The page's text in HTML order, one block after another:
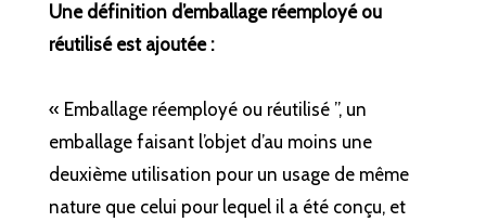
Une définition d’emballage réemployé ou
réutilisé est ajoutée :
« Emballage réemployé ou réutilisé ”, un
emballage faisant l’objet d’au moins une
deuxième utilisation pour un usage de même
nature que celui pour lequel il a été conçu, et